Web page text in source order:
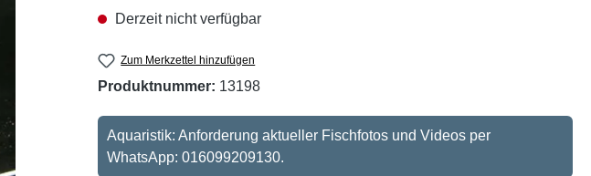
Derzeit nicht verfügbar
Zum Merkzettel hinzufügen
Produktnummer: 13198
Aquaristik: Anforderung aktueller Fischfotos und Videos per
WhatsApp: 016099209130.